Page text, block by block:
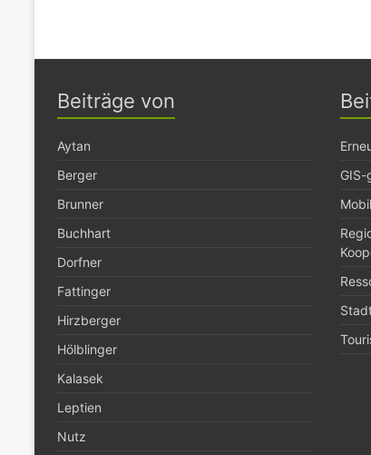
Beiträge von
Aytan
Berger
Brunner
Buchhart
Dorfner
Fattinger
Hirzberger
Hölblinger
Kalasek
Leptien
Nutz